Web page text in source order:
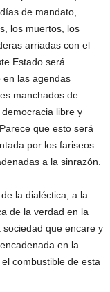
de mandato,
los muertos, los
arriadas con el
Estado será
en las agendas
manchados de
libre y
que esto será
por los fariseos
a la sinrazón.
la dialéctica, a la
de la verdad en la
que encare y
en la
combustible de esta